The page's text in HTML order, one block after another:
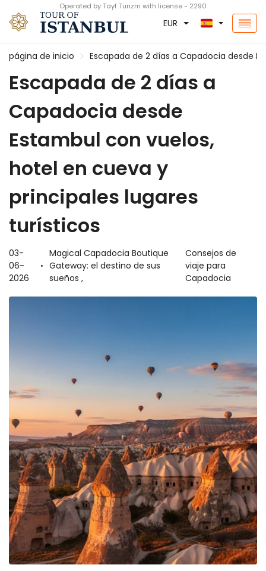
Operated by Tayf Turizm with license - 2290
EUR
página de inicio Escapada de 2 días a Capadocia desde
Escapada de 2 días a
Capadocia desde
Estambul con vuelos,
hotel en cueva y
principales lugares
turísticos
03-
06-
2026
Magical Capadocia Boutique
Gateway: el destino de sus
sueños ,
Consejos de
viaje para
Capadocia